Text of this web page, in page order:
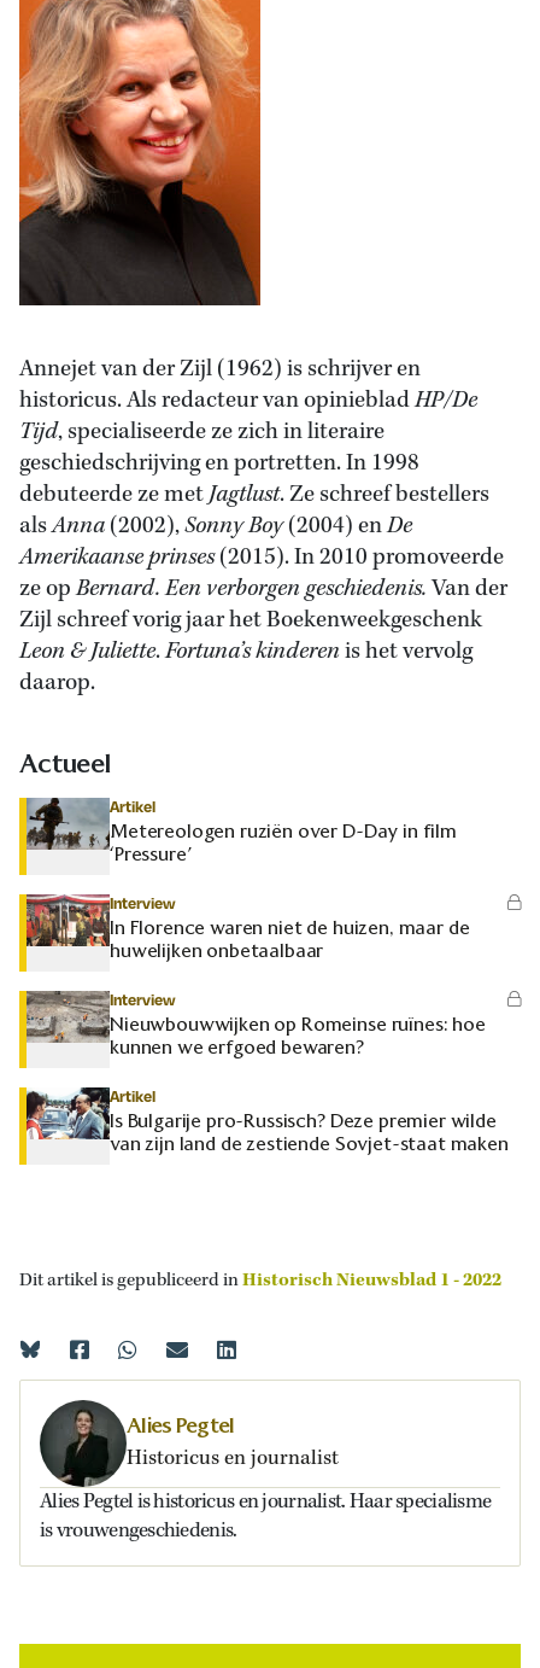
Annejet van der Zijl (1962) is schrijver en
historicus. Als redacteur van opiniebladHP/De
Tijd, specialiseerde ze zich in literaire
geschiedschrijving en portretten. In 1998
debuteerde ze metJagtlust. Ze schreef bestellers
alsAnna(2002),Sonny Boy(2004) enDe
Amerikaanse prinses(2015). In 2010 promoveerde
ze opBernard. Een verborgen geschiedenis.Van der
Zijl schreef vorig jaar het Boekenweekgeschenk
Leon & Juliette.Fortuna’s kinderenis het vervolg
daarop.
Actueel
Artikel
Metereologen ruziën over D-Day in film
‘Pressure’
Interview
In Florence waren niet de huizen, maar de
huwelijken onbetaalbaar
Interview
Nieuwbouwwijken op Romeinse ruïnes: hoe
kunnen we erfgoed bewaren?
Artikel
Is Bulgarije pro-Russisch? Deze premier wilde
van zijn land de zestiende Sovjet-staat maken
Dit artikel is gepubliceerd inHistorisch Nieuwsblad 1 - 2022
Alies Pegtel
Historicus en journalist
Alies Pegtel is historicus en journalist. Haar specialisme
is vrouwengeschiedenis.